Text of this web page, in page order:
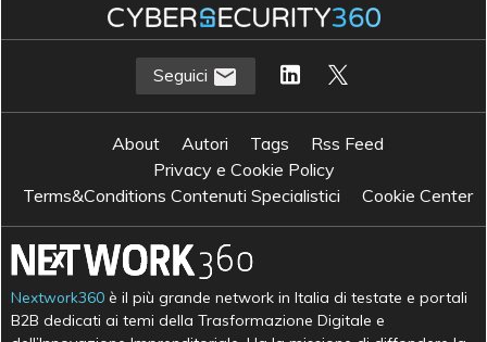
E-commerce B2B
Seguici
About Autori Tags
Rss Feed
Privacy e Cookie Policy
Terms&Conditions Contenuti Specialistici
Cookie Center
Nextwork360 è il più grande network in Italia di testate e portali
B2B dedicati ai temi della Trasformazione Digitale e